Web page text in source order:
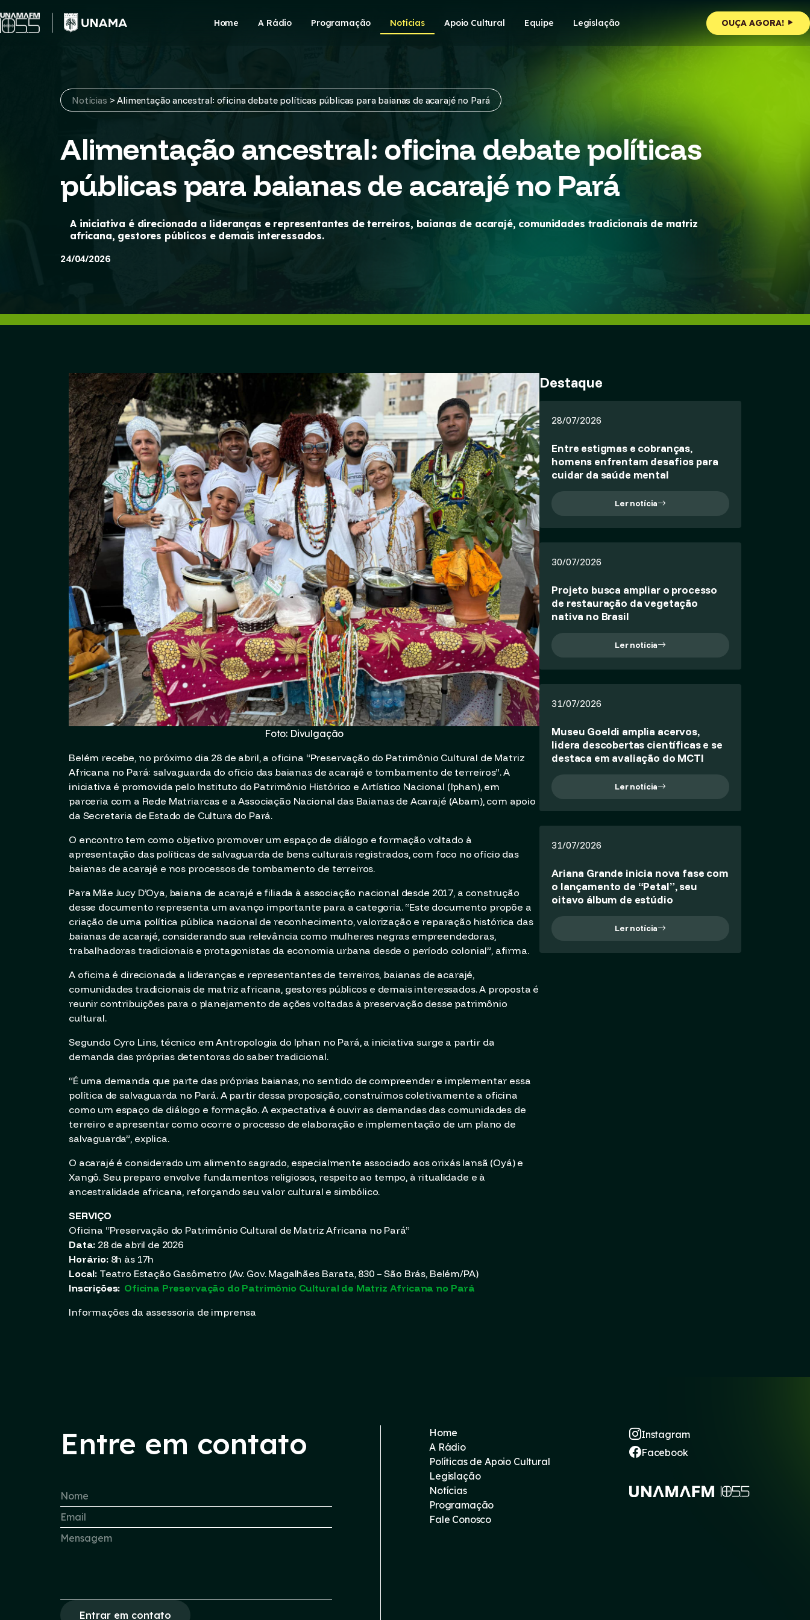
to
content
Home A Rádio Programação Notícias Apoio Cultural Equipe Legislação OUÇA AGORA!
Notícias >Alimentação ancestral: oficina debate políticas públicas para baianas de acarajé no Pará
Alimentação ancestral: oficina debate políticas
públicas para baianas de acarajé no Pará
A iniciativa é direcionada a lideranças e representantes de terreiros, baianas de acarajé, comunidades tradicionais de matriz
africana, gestores públicos e demais interessados.
24/04/2026
Foto: Divulgação
Belém recebe, no próximo dia 28 de abril, a oficina “Preservação do Patrimônio Cultural de Matriz
Africana no Pará: salvaguarda do ofício das baianas de acarajé e tombamento de terreiros”. A
iniciativa é promovida pelo Instituto do Patrimônio Histórico e Artístico Nacional (Iphan), em
parceria com a Rede Matriarcas e a Associação Nacional das Baianas de Acarajé (Abam), com apoio
da Secretaria de Estado de Cultura do Pará.
O encontro tem como objetivo promover um espaço de diálogo e formação voltado à
apresentação das políticas de salvaguarda de bens culturais registrados, com foco no ofício das
baianas de acarajé e nos processos de tombamento de terreiros.
Para Mãe Jucy D’Oya, baiana de acarajé e filiada à associação nacional desde 2017, a construção
desse documento representa um avanço importante para a categoria. “Este documento propõe a
criação de uma política pública nacional de reconhecimento, valorização e reparação histórica das
baianas de acarajé, considerando sua relevância como mulheres negras empreendedoras,
trabalhadoras tradicionais e protagonistas da economia urbana desde o período colonial”, afirma.
A oficina é direcionada a lideranças e representantes de terreiros, baianas de acarajé,
comunidades tradicionais de matriz africana, gestores públicos e demais interessados. A proposta é
reunir contribuições para o planejamento de ações voltadas à preservação desse patrimônio
cultural.
Segundo Cyro Lins, técnico em Antropologia do Iphan no Pará, a iniciativa surge a partir da
demanda das próprias detentoras do saber tradicional.
“É uma demanda que parte das próprias baianas, no sentido de compreender e implementar essa
política de salvaguarda no Pará. A partir dessa proposição, construímos coletivamente a oficina
como um espaço de diálogo e formação. A expectativa é ouvir as demandas das comunidades de
terreiro e apresentar como ocorre o processo de elaboração e implementação de um plano de
salvaguarda”, explica.
O acarajé é considerado um alimento sagrado, especialmente associado aos orixás Iansã (Oyá) e
Xangô. Seu preparo envolve fundamentos religiosos, respeito ao tempo, à ritualidade e à
ancestralidade africana, reforçando seu valor cultural e simbólico.
SERVIÇO
Oficina “Preservação do Patrimônio Cultural de Matriz Africana no Pará”
Data: 28 de abril de 2026
Horário: 8h às 17h
Local: Teatro Estação Gasômetro (Av. Gov. Magalhães Barata, 830 – São Brás, Belém/PA)
Inscrições: Oficina Preservação do Patrimônio Cultural de Matriz Africana no Pará
Informações da assessoria de imprensa
Destaque
28/07/2026
Entre estigmas e cobranças,
homens enfrentam desafios para
cuidar da saúde mental
Ler notícia
30/07/2026
Projeto busca ampliar o processo
de restauração da vegetação
nativa no Brasil
Ler notícia
31/07/2026
Museu Goeldi amplia acervos,
lidera descobertas científicas e se
destaca em avaliação do MCTI
Ler notícia
31/07/2026
Ariana Grande inicia nova fase com
o lançamento de “Petal”, seu
oitavo álbum de estúdio
Ler notícia
Entre em contato
Entrar em contato
Home
A Rádio
Políticas de Apoio Cultural
Legislação
Notícias
Programação
Fale Conosco
Instagram
Facebook